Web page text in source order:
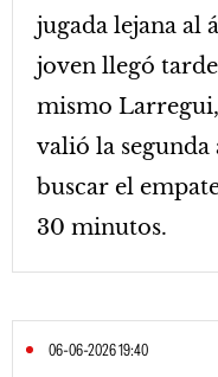
jugada lejana al
joven llegó
mismo
valió la
buscar el
30 minutos.
06-06-2026 19:40